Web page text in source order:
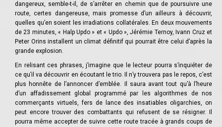
dangereux, semble-t-il, de s’arrêter en chemin que de poursuivre une
route, certes dangereuse, mais promesse d’un ailleurs à découvrir,
quelles qu’en soient les irradiations collatérales. En deux mouvements
de 23 minutes, « Halp Updo » et « Updo », Jérémie Ternoy, Ivann Cruz et
Peter Orins installent un climat définitif qui pourrait être celui d’après la
grande explosion.
En relisant ces phrases, j’imagine que le lecteur pourra s’inquiéter de
ce qu’il va découvrir en écoutant le trio. Il n’y trouvera pas le repos, c’est
plus honnête de l’annoncer d’emblée. Il saura avant tout qu’à l’heure
d’un affadissement global programmé par les algorithmes de nos
commerçants virtuels, fers de lance des insatiables oligarchies, on
peut encore trouver des combattants qui refusent de se résigner. Il
pourra même accepter de suivre cette route tracée à grands coups de